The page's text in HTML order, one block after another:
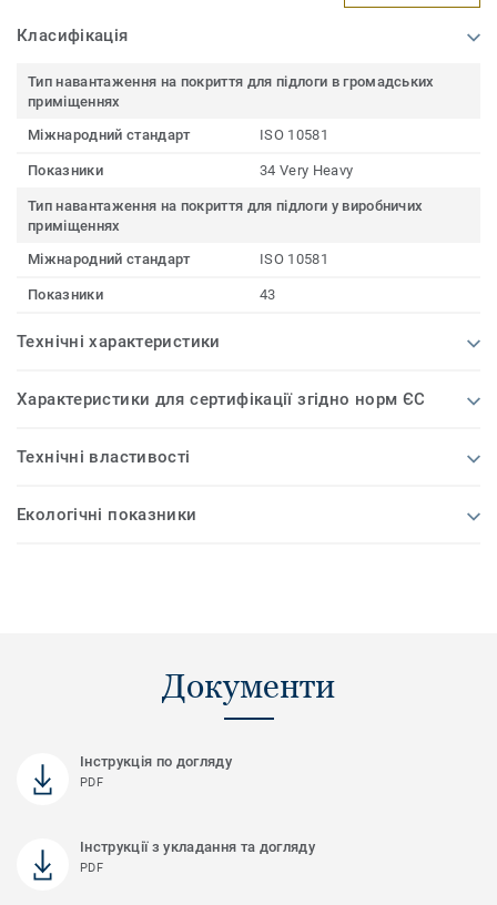
Класифікація
Тип навантаження на покриття для підлоги в громадських
приміщеннях
Міжнародний стандарт
ISO 10581
Показники 34 Very Heavy
Тип навантаження на покриття для підлоги у виробничих
приміщеннях
Міжнародний стандарт
ISO 10581
Показники 43
Технічні характеристики
Характеристики для сертифікації згідно норм ЄС
Технічні властивості
Екологічні показники
Документи
Інструкція по догляду
PDF
Інструкції з укладання та догляду
PDF